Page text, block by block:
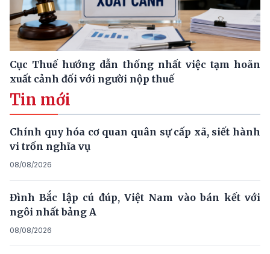
Cục Thuế hướng dẫn thống nhất việc tạm hoãn
xuất cảnh đối với người nộp thuế
Tin mới
Chính quy hóa cơ quan quân sự cấp xã, siết hành
vi trốn nghĩa vụ
08/08/2026
Đình Bắc lập cú đúp, Việt Nam vào bán kết với
ngôi nhất bảng A
08/08/2026